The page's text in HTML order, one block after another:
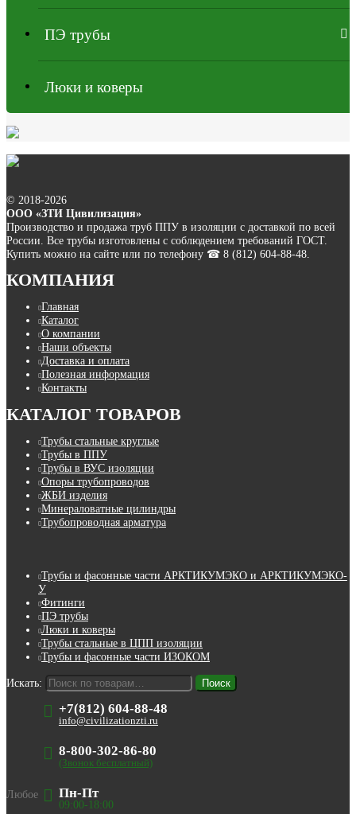
ПЭ трубы
Люки и коверы
© 2018-2026
ООО «ЗТИ Цивилизация»
Производство и продажа труб ППУ в изоляции с доставкой по всей
России. Все трубы изготовлены с соблюдением требований ГОСТ.
Купить можно на сайте или по телефону ☎ 8 (812) 604-88-48.
КОМПАНИЯ
Главная
Каталог
О компании
Наши объекты
Доставка и оплата
Полезная информация
Контакты
КАТАЛОГ ТОВАРОВ
Трубы стальные круглые
Трубы в ППУ
Трубы в ВУС изоляции
Опоры трубопроводов
ЖБИ изделия
Минераловатные цилиндры
Трубопроводная арматура
Трубы и фасонные части АРКТИКУМЭКО и АРКТИКУМЭКО-
У
Фитинги
ПЭ трубы
Люки и коверы
Трубы стальные в ЦПП изоляции
Трубы и фасонные части ИЗОКОМ
Искать: Поиск
+7(812) 604-88-48
info@civilizationzti.ru
8-800-302-86-80
(Звонок бесплатный)
Пн-Пт
09:00-18:00
Любое